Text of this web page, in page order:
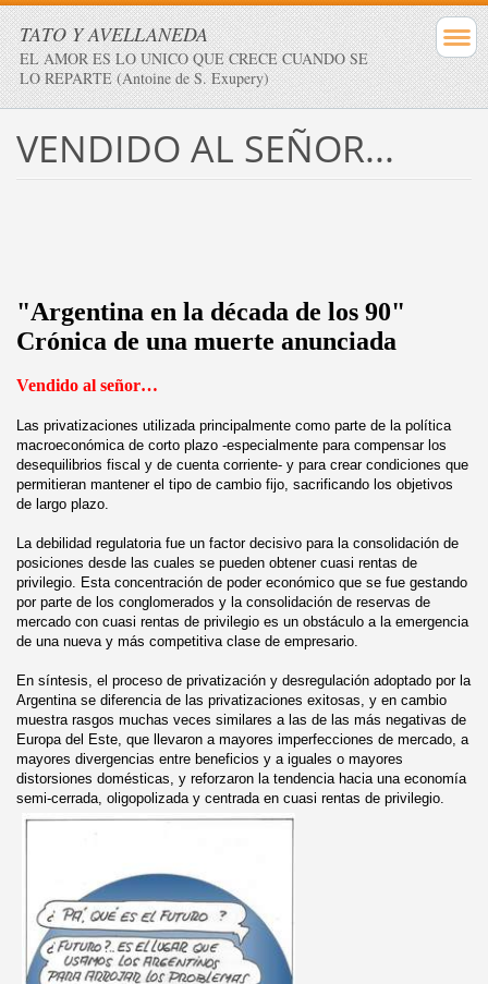
TATO Y AVELLANEDA
EL AMOR ES LO UNICO QUE CRECE CUANDO SE
LO REPARTE (Antoine de S. Exupery)
VENDIDO AL SEÑOR...
"Argentina en la década de los 90"
Crónica de una muerte anunciada
Vendido al señor…
Las privatizaciones utilizada principalmente como parte de la política
macroeconómica de corto plazo -especialmente para compensar los
desequilibrios fiscal y de cuenta corriente- y para crear condiciones que
permitieran mantener el tipo de cambio fijo, sacrificando los objetivos
de largo plazo.
La debilidad regulatoria fue un factor decisivo para la consolidación de
posiciones desde las cuales se pueden obtener cuasi rentas de
privilegio. Esta concentración de poder económico que se fue gestando
por parte de los conglomerados y la consolidación de reservas de
mercado con cuasi rentas de privilegio es un obstáculo a la emergencia
de una nueva y más competitiva clase de empresario.
En síntesis, el proceso de privatización y desregulación adoptado por la
Argentina se diferencia de las privatizaciones exitosas, y en cambio
muestra rasgos muchas veces similares a las de las más negativas de
Europa del Este, que llevaron a mayores imperfecciones de mercado, a
mayores divergencias entre beneficios y a iguales o mayores
distorsiones domésticas, y reforzaron la tendencia hacia una economía
semi-cerrada, oligopolizada y centrada en cuasi rentas de privilegio.